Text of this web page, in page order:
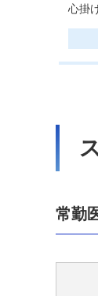
心掛
常勤